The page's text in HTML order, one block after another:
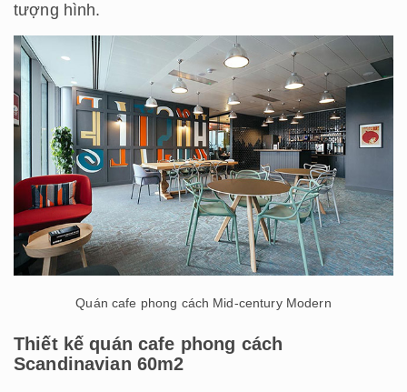
tượng hình.
Quán cafe phong cách Mid-century Modern
Thiết kế quán cafe phong cách
Scandinavian 60m2